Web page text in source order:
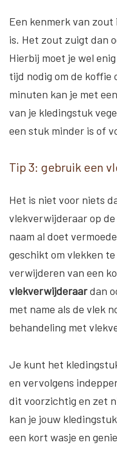
Een kenmerk van zout
is. Het zout zuigt dan
Hierbij moet je wel
tijd nodig om de koffie
minuten kan je met
van je kledingstuk
een stuk minder is of
Tip 3: gebruik een
Het is niet voor niets
vlekverwijderaar op
naam al doet
geschikt om vlekken
verwijderen van een
vlekverwijderaardan
met name als de vlek
behandeling met
Je kunt het
en vervolgens
dit voorzichtig en zet
kan je jouw
een kort wasje en